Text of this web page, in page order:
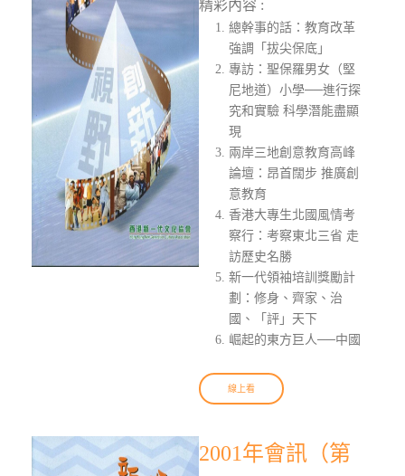
精彩內容 :
總幹事的話：教育改革
強調「拔尖保底」
專訪：聖保羅男女（堅
尼地道）小學──進行探
究和實驗 科學潛能盡顯
現
兩岸三地創意教育高峰
論壇：昂首闊步 推廣創
意教育
香港大專生北國風情考
察行：考察東北三省 走
訪歷史名勝
新一代領袖培訓獎勵計
劃：修身、齊家、治
國、「評」天下
崛起的東方巨人──中國
線上看
2001年會訊（第